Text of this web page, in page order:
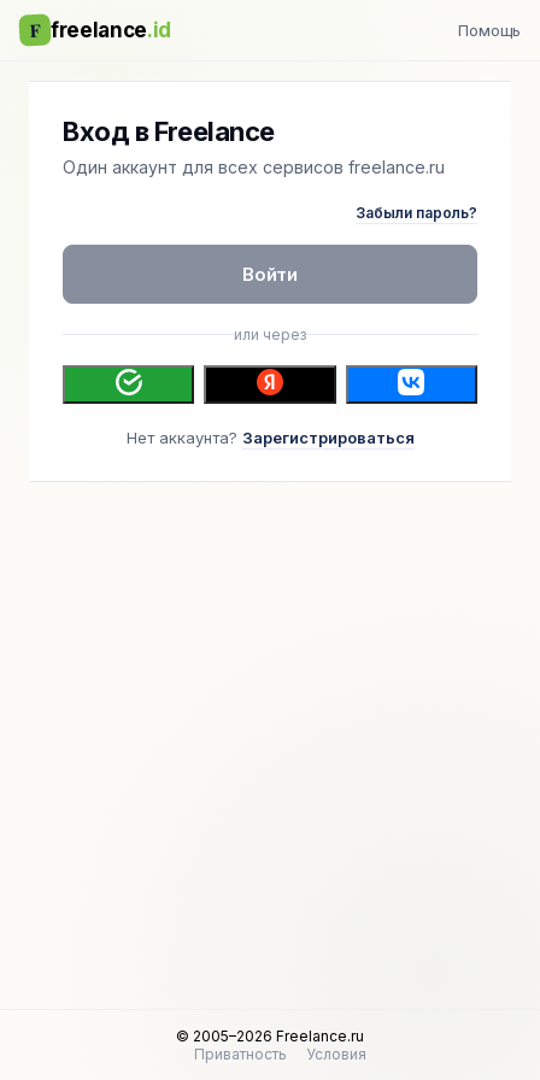
F freelance.id Помощь
Вход в Freelance
Один аккаунт для всех сервисов freelance.ru
Забыли пароль?
Войти
или через
Нет аккаунта? Зарегистрироваться
© 2005–2026 Freelance.ru
Приватность
Условия